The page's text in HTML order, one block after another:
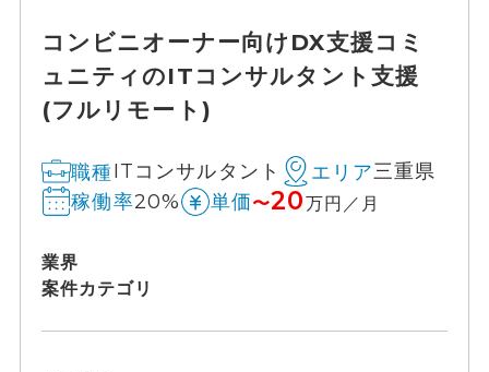
コンビニオーナー向けDX支援コミ
ュニティのITコンサルタント支援
(フルリモート)
職種ITコンサルタント エリア三重県
稼働率20% 単価〜20万円／月
業界
案件カテゴリ